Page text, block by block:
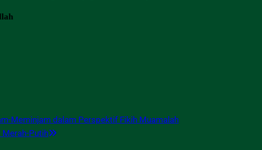
Meminjam dalam Perspektif Fikih Muamalah
Merah-Putih